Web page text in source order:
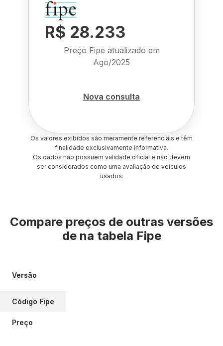
R$ 28.233
Preço Fipe atualizado em
Ago/2025
Nova consulta
Os valores exibidos são meramente referenciais e têm
finalidade exclusivamente informativa.
Os dados não possuem validade oficial e não devem
ser considerados como uma avaliação de veículos
usados.
Compare preços de outras versões
de na tabela Fipe
Versão
Código Fipe
Preço